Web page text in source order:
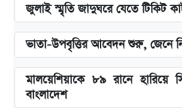
জুলাই স্মৃতি জাদুঘরে যেতে টিকিট
ভাতা-উপবৃত্তির আবেদন শুরু, জেনে
মালয়েশিয়াকে ৮৯ রানে হারিয়ে
বাংলাদেশ